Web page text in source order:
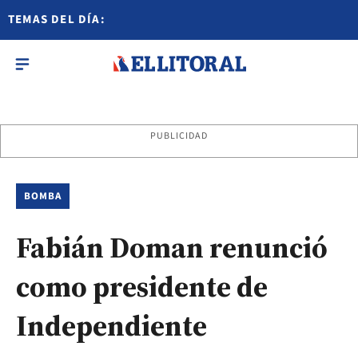
TEMAS DEL DÍA:
PUBLICIDAD
BOMBA
Fabián Doman renunció
como presidente de
Independiente